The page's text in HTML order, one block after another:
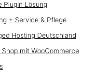
Plugin Lösung
+ Service & Pflege
Hosting Deutschland
Shop mit WooCommerce